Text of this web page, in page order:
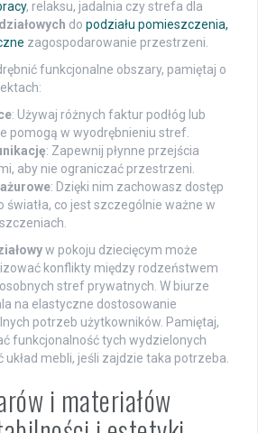
, relaksu, jadalnia czy strefa dla
do podziału pomieszczenia,
zagospodarowanie przestrzeni.
funkcjonalne obszary, pamiętaj o
: Używaj różnych faktur podłóg lub
pomogą w wyodrębnieniu stref.
: Zapewnij płynne przejścia
aby nie ograniczać przestrzeni.
: Dzięki nim zachowasz dostęp
światła, co jest szczególnie ważne w
w pokoju dziecięcym może
konflikty między rodzeństwem
stref prywatnych. W biurze
na elastyczne dostosowanie
potrzeb użytkowników. Pamiętaj,
funkcjonalność tych wydzielonych
mebli, jeśli zajdzie taka potrzeba.
i materiałów